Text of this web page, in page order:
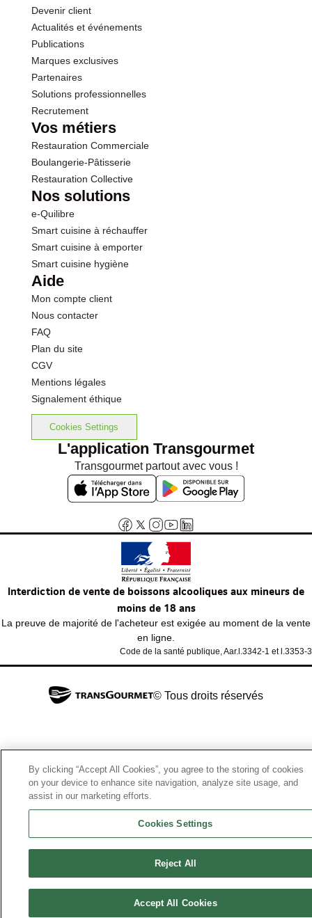
Fibres
Protéines
Sel
Devenir client
Actualités et événements
Publications
Marques exclusives
Partenaires
Solutions professionnelles
Recrutement
Vos métiers
Restauration Commerciale
Boulangerie-Pâtisserie
Restauration Collective
Nos solutions
e-Quilibre
Smart cuisine à réchauffer
Smart cuisine à emporter
Smart cuisine hygiène
Aide
Mon compte client
Nous contacter
FAQ
Plan du site
CGV
Mentions légales
Signalement éthique
Cookies Settings
L'application Transgourmet
Transgourmet partout avec vous !
Interdiction de vente de boissons alcooliques aux mineurs de
moins de 18 ans
La preuve de majorité de l'acheteur est exigée au moment de la vente
en ligne.
Code de la santé publique, Aar.l.3342-1 et l.3353-3
© Tous droits réservés
By clicking “Accept All Cookies”, you agree to the storing of cookies
on your device to enhance site navigation, analyze site usage, and
assist in our marketing efforts.
Cookies Settings
Reject All
Accept All Cookies